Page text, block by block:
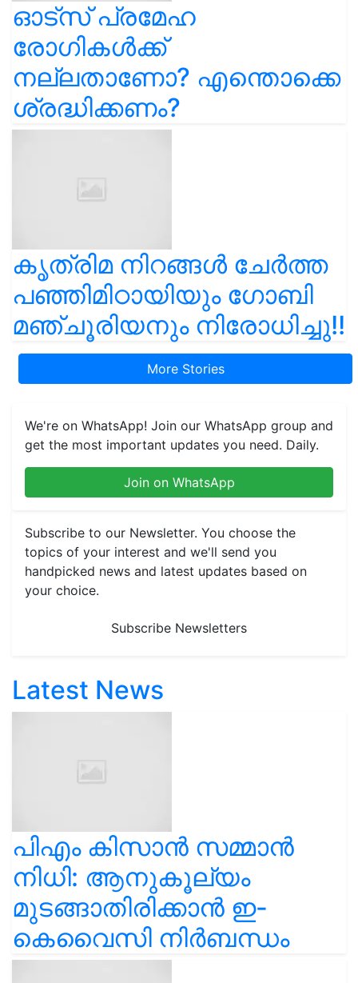
ഓട്സ് പ്രമേഹ
രോഗികൾക്ക്
നല്ലതാണോ? എന്തൊക്കെ
ശ്രദ്ധിക്കണം?
കൃത്രിമ നിറങ്ങൾ ചേർത്ത
പഞ്ഞിമിഠായിയും ഗോബി
മഞ്ചൂരിയനും നിരോധിച്ചു!!
More Stories
We're on WhatsApp! Join our WhatsApp group and
get the most important updates you need. Daily.
Join on WhatsApp
Subscribe to our Newsletter. You choose the
topics of your interest and we'll send you
handpicked news and latest updates based on
your choice.
Subscribe Newsletters
Latest News
പിഎം കിസാൻ സമ്മാൻ
നിധി: ആനുകൂല്യം
മുടങ്ങാതിരിക്കാൻ ഇ-
കെവൈസി നിർബന്ധം